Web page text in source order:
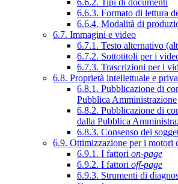
6.6.3. Formato di lettura
6.6.4. Modalità di
6.7. Immagini e video
6.7.1. Testo alternativo
6.7.2. Sottotitoli per i
6.7.3. Trascrizioni per i
6.8. Proprietà intellettuale e
6.8.1. Pubblicazione di
Pubblica Amministrazione
6.8.2. Pubblicazione di
dalla Pubblica
6.8.3. Consenso dei
6.9. Ottimizzazione per i motori
6.9.1. I fattori on-page
6.9.2. I fattori off-page
6.9.3. Strumenti di